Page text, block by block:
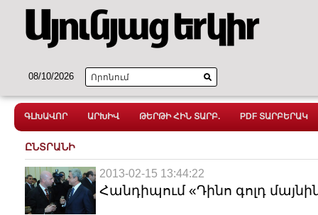
08/10/2026
ԳԼԽԱՎՈՐ ԱՐԽԻՎ ԹԵՐԹԻ ՀԻՆ ՏԱՐԲ. PDF ՏԱՐԲԵՐԱԿ
ԸՆՏՐԱՆԻ
2013-02-15 13:44:22
Հանդիպում «Դինո գոլդ